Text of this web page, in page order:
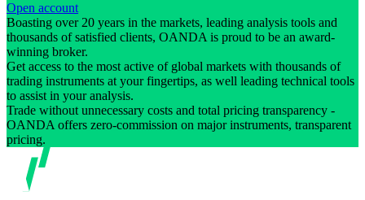
Open account
Boasting over 20 years in the markets, leading analysis tools and
thousands of satisfied clients, OANDA is proud to be an award-
winning broker.
Get access to the most active of global markets with thousands of
trading instruments at your fingertips, as well leading technical tools
to assist in your analysis.
Trade without unnecessary costs and total pricing transparency -
OANDA offers zero-commission on major instruments, transparent
pricing.